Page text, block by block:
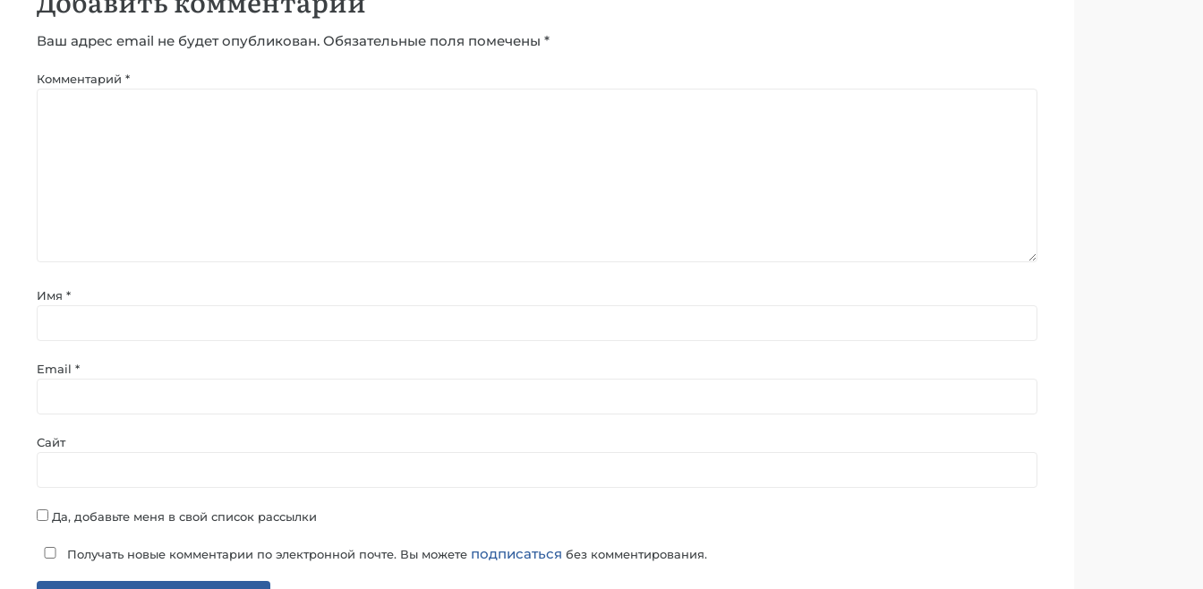
Ваш адрес email не будет опубликован. Обязательные поля помечены *
Комментарий *
Имя *
Email *
Сайт
Да, добавьте меня в свой список рассылки
Получать новые комментарии по электронной почте. Вы можете подписаться без комментирования.